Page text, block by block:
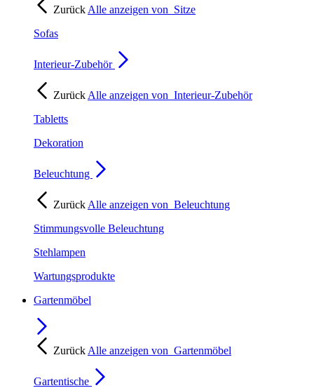
Zurück Alle anzeigen von Sitze
Sofas
Interieur-Zubehör
Zurück Alle anzeigen von Interieur-Zubehör
Tabletts
Dekoration
Beleuchtung
Zurück Alle anzeigen von Beleuchtung
Stimmungsvolle Beleuchtung
Stehlampen
Wartungsprodukte
Gartenmöbel
Zurück Alle anzeigen von Gartenmöbel
Gartentische